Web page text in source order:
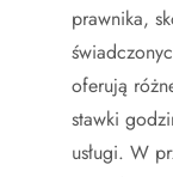
prawnika,
oferują
stawki
usługi. W